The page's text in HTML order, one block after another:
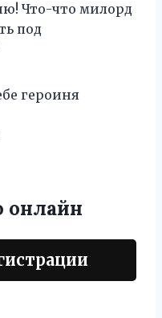
Что-что милорд
под
героиня
онлайн